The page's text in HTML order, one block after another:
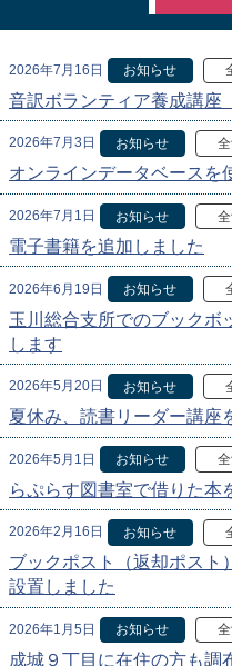
2026年7月16日 お知らせ
音訳ボランティア養成講座
2026年7月3日 お知らせ
オンラインデータベースを
2026年7月1日 お知らせ
電子書籍を追加しました
2026年6月19日 お知らせ
玉川総合支所でのブックボ
します
2026年5月20日 お知らせ
夏休み、読書リーダー講座
2026年5月1日 お知らせ
らぷらす図書室で借りた本
2026年2月16日 お知らせ
ブックポスト（返却ポスト
設置しました
2026年1月5日 お知らせ
成城９丁目に在住の方も調